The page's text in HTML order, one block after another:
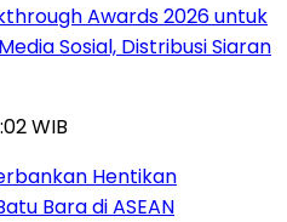
Awards 2026 untuk
Sosial, Distribusi Siaran
WIB
Hentikan
Bara di ASEAN